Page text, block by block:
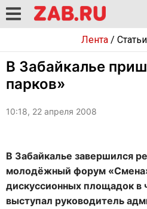
Лента/ Статьи
В Забайкалье
парков»
10:18, 22 апреля 2008
В Забайкалье завершился
молодёжный форум
дискуссионных площадок в
выступал руководитель